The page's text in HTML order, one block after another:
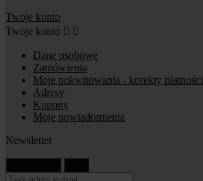
Twoje konto
Twoje konto  
Dane osobowe
Zamówienia
Moje pokwitowania - korekty płatności
Adresy
Kupony
Moje powiadomienia
Newsletter